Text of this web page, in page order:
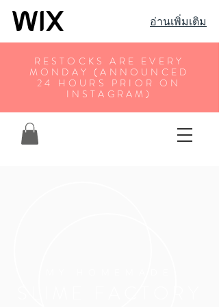
อ่านเพิ่มเติม